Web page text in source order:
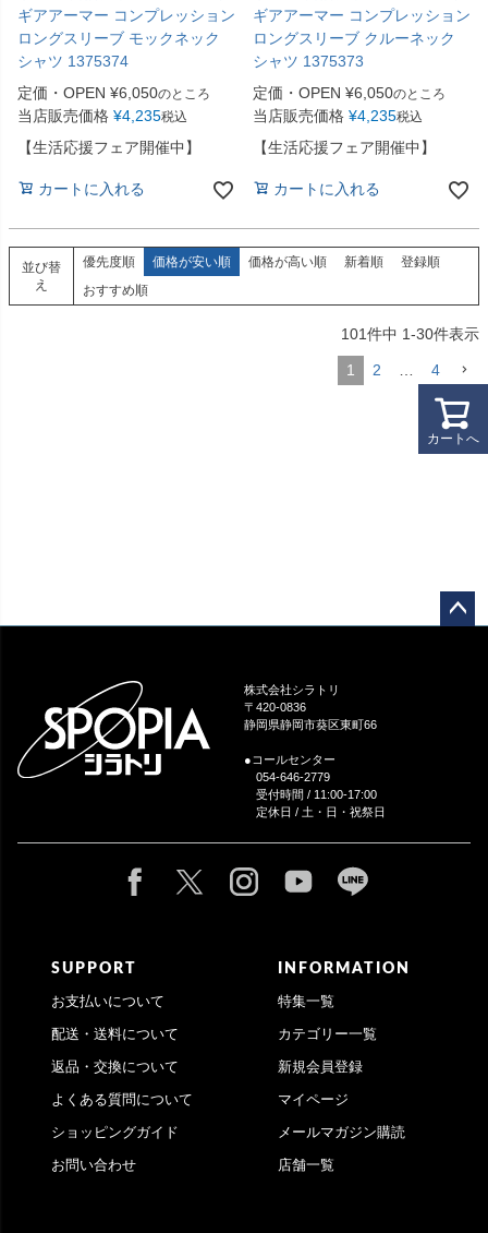
ギアアーマー コンプレッション
ロングスリーブ モックネック
シャツ 1375374
定価・OPEN ¥6,050のところ
当店販売価格 ¥4,235税込
【生活応援フェア開催中】
カートに入れる
ギアアーマー コンプレッション
ロングスリーブ クルーネック
シャツ 1375373
定価・OPEN ¥6,050のところ
当店販売価格 ¥4,235税込
【生活応援フェア開催中】
カートに入れる
並び替
え
優先度順 価格が安い順 価格が高い順 新着順
登録順
おすすめ順
101件中 1-30件表示
1 2 4
カートへ
株式会社シラトリ
〒420-0836
静岡県静岡市葵区東町66
●コールセンター
054-646-2779
受付時間 / 11:00-17:00
定休日 / 土・日・祝祭日
SUPPORT
お支払いについて
配送・送料について
返品・交換について
よくある質問について
ショッピングガイド
お問い合わせ
INFORMATION
特集一覧
カテゴリー一覧
新規会員登録
マイページ
メールマガジン購読
店舗一覧